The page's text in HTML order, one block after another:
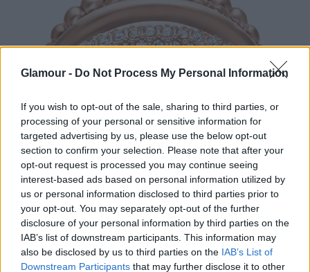
Glamour - Do Not Process My Personal Information
If you wish to opt-out of the sale, sharing to third parties, or
processing of your personal or sensitive information for
targeted advertising by us, please use the below opt-out
section to confirm your selection. Please note that after your
opt-out request is processed you may continue seeing
interest-based ads based on personal information utilized by
us or personal information disclosed to third parties prior to
your opt-out. You may separately opt-out of the further
disclosure of your personal information by third parties on the
IAB’s list of downstream participants. This information may
also be disclosed by us to third parties on the IAB’s List of
Downstream Participants that may further disclose it to other